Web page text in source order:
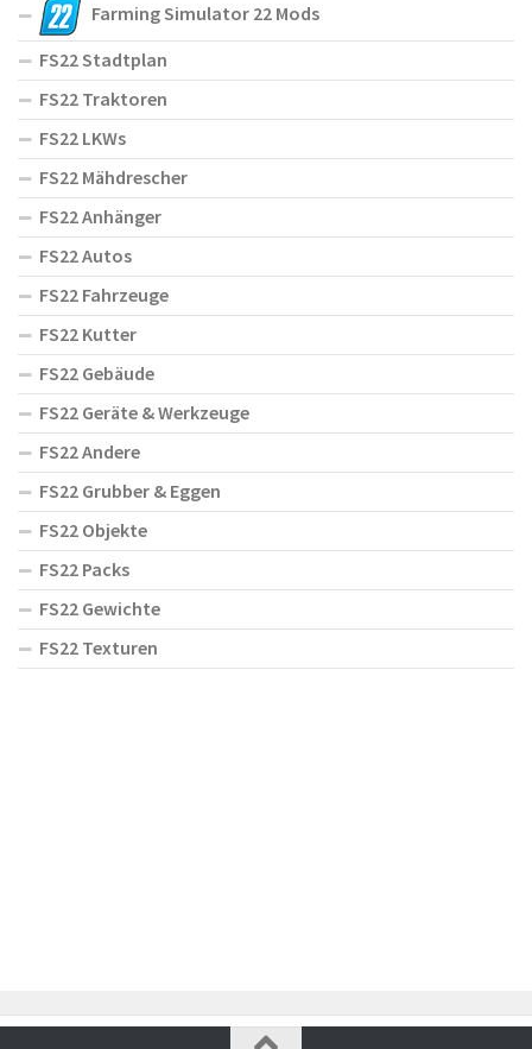
Farming Simulator 22 Mods
FS22 Stadtplan
FS22 Traktoren
FS22 LKWs
FS22 Mähdrescher
FS22 Anhänger
FS22 Autos
FS22 Fahrzeuge
FS22 Kutter
FS22 Gebäude
FS22 Geräte & Werkzeuge
FS22 Andere
FS22 Grubber & Eggen
FS22 Objekte
FS22 Packs
FS22 Gewichte
FS22 Texturen